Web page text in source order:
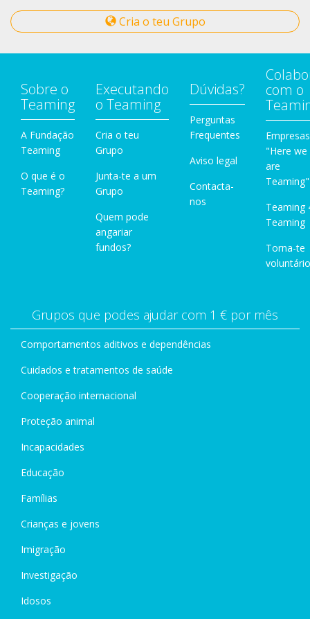
Cria o teu Grupo
Sobre o
Teaming
A Fundação
Teaming
O que é o
Teaming?
Executando
o Teaming
Cria o teu
Grupo
Junta-te a um
Grupo
Quem pode
angariar
fundos?
Dúvidas?
Perguntas
Frequentes
Aviso legal
Contacta-
nos
com o
Empresas
"Here we
are
Teaming"
Teaming
Teaming
Torna-te
Grupos que podes ajudar com 1 € por mês
Comportamentos aditivos e dependências
Cuidados e tratamentos de saúde
Cooperação internacional
Proteção animal
Incapacidades
Educação
Famílias
Crianças e jovens
Imigração
Investigação
Idosos